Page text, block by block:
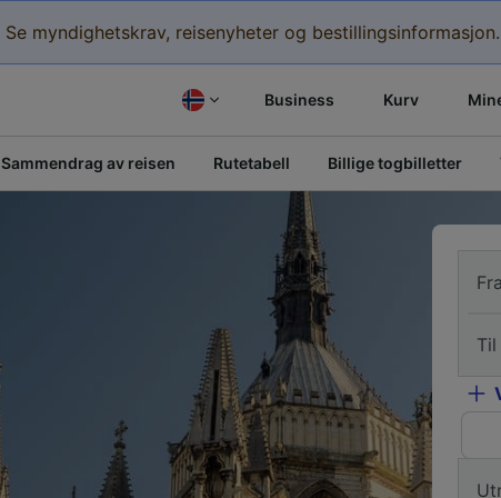
Se myndighetskrav, reisenyheter og bestillingsinformasjon.
Business Kurv
Sammendrag av reisen Rutetabell Billige togbilletter
Til